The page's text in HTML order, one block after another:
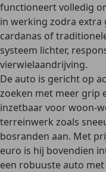
functioneert volledig
in werking zodra extra
cardanas of
systeem lichter,
vierwielaandrijving.
De auto is gericht op
zoeken met meer grip
inzetbaar voor woon-
terreinwerk zoals
bosranden aan. Met
euro is hij bovendien
een robuuste auto